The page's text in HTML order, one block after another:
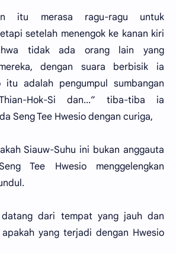
itu merasa ragu-ragu untuk
setelah menengok ke kanan kiri
tidak ada orang lain yang
dengan suara berbisik ia
itu adalah pengumpul sumbangan
Hok-Si dan...” tiba-tiba ia
Seng Tee Hwesio dengan curiga,
Siauw-Suhu ini bukan anggauta
Tee Hwesio menggelengkan
datang dari tempat yang jauh dan
yang terjadi dengan Hwesio